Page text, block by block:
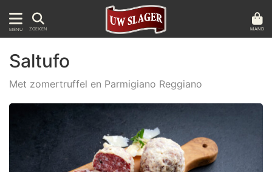
MENU ZOEKEN MAND
Saltufo
Met zomertruffel en Parmigiano Reggiano